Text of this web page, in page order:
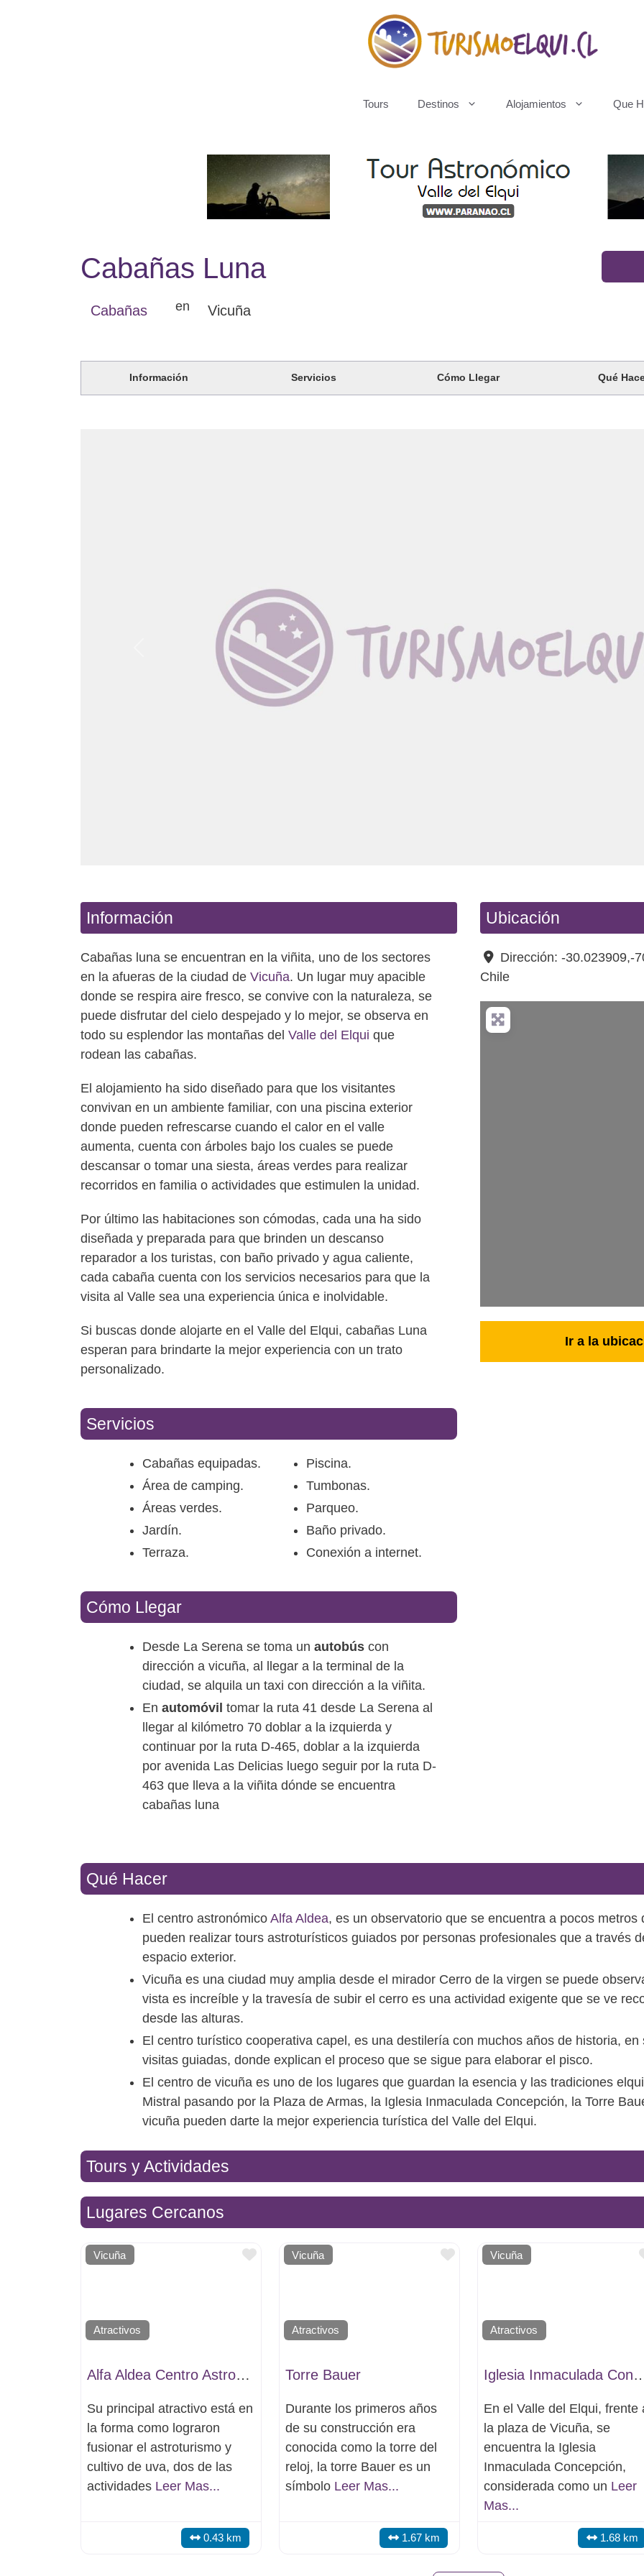
Tours Destinos Alojamientos Que
Cabañas Luna
Cabañas en Vicuña
Información Servicios Cómo Llegar Qué
Información
Cabañas luna se encuentran en la viñita, uno de los sectores
en la afueras de la ciudad de Vicuña. Un lugar muy apacible
donde se respira aire fresco, se convive con la naturaleza, se
puede disfrutar del cielo despejado y lo mejor, se observa en
todo su esplendor las montañas del Valle del Elqui que
rodean las cabañas.
El alojamiento ha sido diseñado para que los visitantes
convivan en un ambiente familiar, con una piscina exterior
donde pueden refrescarse cuando el calor en el valle
aumenta, cuenta con árboles bajo los cuales se puede
descansar o tomar una siesta, áreas verdes para realizar
recorridos en familia o actividades que estimulen la unidad.
Por último las habitaciones son cómodas, cada una ha sido
diseñada y preparada para que brinden un descanso
reparador a los turistas, con baño privado y agua caliente,
cada cabaña cuenta con los servicios necesarios para que la
visita al Valle sea una experiencia única e inolvidable.
Si buscas donde alojarte en el Valle del Elqui, cabañas Luna
esperan para brindarte la mejor experiencia con un trato
personalizado.
Servicios
Cabañas equipadas.
Área de camping.
Áreas verdes.
Jardín.
Terraza.
Piscina.
Tumbonas.
Parqueo.
Baño privado.
Conexión a internet.
Cómo Llegar
Desde La Serena se toma un autobús con
dirección a vicuña, al llegar a la terminal de la
ciudad, se alquila un taxi con dirección a la viñita.
En automóvil tomar la ruta 41 desde La Serena al
llegar al kilómetro 70 doblar a la izquierda y
continuar por la ruta D-465, doblar a la izquierda
por avenida Las Delicias luego seguir por la ruta D-
463 que lleva a la viñita dónde se encuentra
cabañas luna
Ubicación
Dirección:-30.023909,-
Chile
Ir a la
Qué Hacer
El centro astronómico Alfa Aldea, es un observatorio que se encuentra a pocos
pueden realizar tours astroturísticos guiados por personas profesionales que a través
espacio exterior.
Vicuña es una ciudad muy amplia desde el mirador Cerro de la virgen se puede
vista es increíble y la travesía de subir el cerro es una actividad exigente que se ve
desde las alturas.
El centro turístico cooperativa capel, es una destilería con muchos años de historia,
visitas guiadas, donde explican el proceso que se sigue para elaborar el pisco.
El centro de vicuña es uno de los lugares que guardan la esencia y las tradiciones
Mistral pasando por la Plaza de Armas, la Iglesia Inmaculada Concepción, la Torre
vicuña pueden darte la mejor experiencia turística del Valle del Elqui.
Tours y Actividades
Lugares Cercanos
Vicuña
Atractivos
Favorito
Alfa Aldea Centro Astronómico
Su principal atractivo está en
la forma como lograron
fusionar el astroturismo y
cultivo de uva, dos de las
actividades Leer Mas...
0.43 km
Vicuña
Atractivos
Favorito
Torre Bauer
Durante los primeros años
de su construcción era
conocida como la torre del
reloj, la torre Bauer es un
símbolo Leer Mas...
1.67 km
Vicuña
Atractivos
Iglesia
En el Valle del Elqui, frente
la plaza de Vicuña, se
encuentra la Iglesia
Inmaculada Concepción,
considerada como un Leer
Mas...
1.68 km